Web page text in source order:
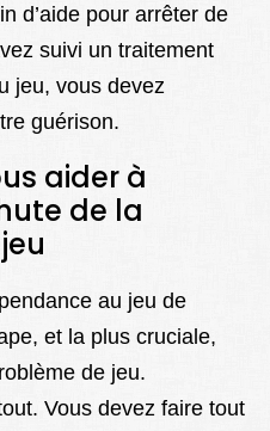
d’aide pour arrêter de
suivi un traitement
jeu, vous devez
guérison.
aider à
de la
au jeu de
et la plus cruciale,
de jeu.
Vous devez faire tout